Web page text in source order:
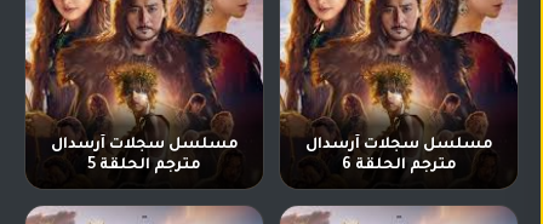
مسلسل سجلات آرسدال
مترجم الحلقة 6
مسلسل سجلات آرسدال
مترجم الحلقة 5